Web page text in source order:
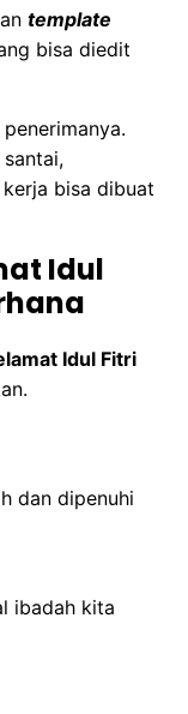
template
bisa diedit
bisa dibuat
Idul
Idul Fitri
dan dipenuhi
ibadah kita